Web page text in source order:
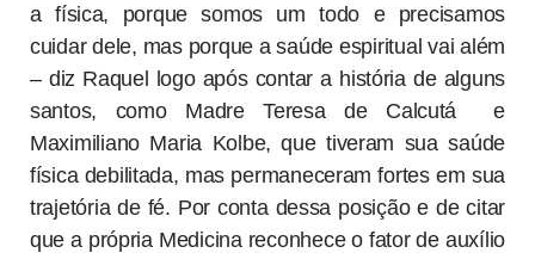
a física, porque somos um todo e precisamos
cuidar dele, mas porque a saúde espiritual vai além
– diz Raquel logo após contar a história de alguns
santos, como Madre Teresa de Calcutá e
Maximiliano Maria Kolbe, que tiveram sua saúde
física debilitada, mas permaneceram fortes em sua
trajetória de fé. Por conta dessa posição e de citar
que a própria Medicina reconhece o fator de auxílio